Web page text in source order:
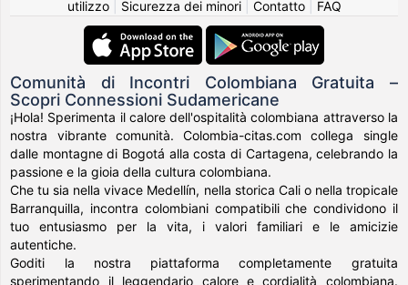
utilizzo| Sicurezza dei minori| Contatto| FAQ
Comunità di Incontri Colombiana Gratuita –
Scopri Connessioni Sudamericane
¡Hola! Sperimenta il calore dell'ospitalità colombiana attraverso la
nostra vibrante comunità. Colombia-citas.com collega single
dalle montagne di Bogotá alla costa di Cartagena, celebrando la
passione e la gioia della cultura colombiana.
Che tu sia nella vivace Medellín, nella storica Cali o nella tropicale
Barranquilla, incontra colombiani compatibili che condividono il
tuo entusiasmo per la vita, i valori familiari e le amicizie
autentiche.
Goditi la nostra piattaforma completamente gratuita
sperimentando il leggendario calore e cordialità colombiana.